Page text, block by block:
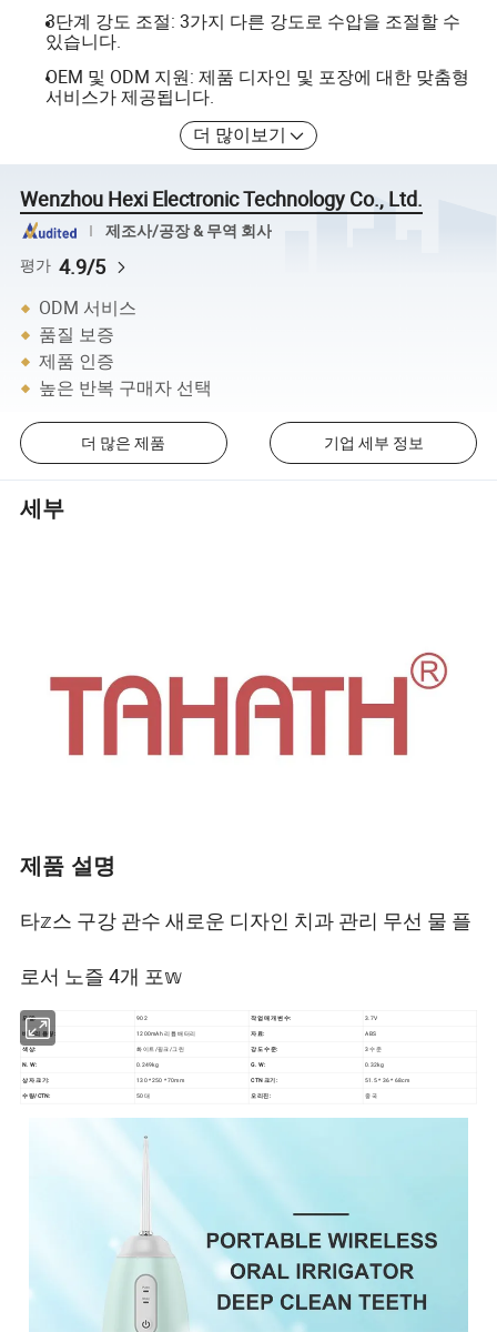
3단계 강도 조절: 3가지 다른 강도로 수압을 조절할 수
있습니다.
OEM 및 ODM 지원: 제품 디자인 및 포장에 대한 맞춤형
서비스가 제공됩니다.
더 많이보기
Wenzhou Hexi Electronic Technology Co., Ltd.
제조사/공장 & 무역 회사
평가 4.9/5
ODM 서비스
품질 보증
제품 인증
높은 반복 구매자 선택
더 많은 제품 기업 세부 정보
세부
제품 설명
타𝕫스 구강 관수 새로운 디자인 치과 관리 무선 물 플
로서 노즐 4개 포𝕨
모델: 902 작업 매개 변수:
3.7V
배터리 용량:
1200mAh 리튬 배터리 자료:
ABS
색상:
화이트/핑크/그린 강도 수준:
3 수준
N. W:
0.249kg G. W:
0.32kg
상자 크기:
130 * 250 * 70mm CTN 크기:
51.5 * 36 * 68cm
수량/CTN:
50대 오리진: 중국